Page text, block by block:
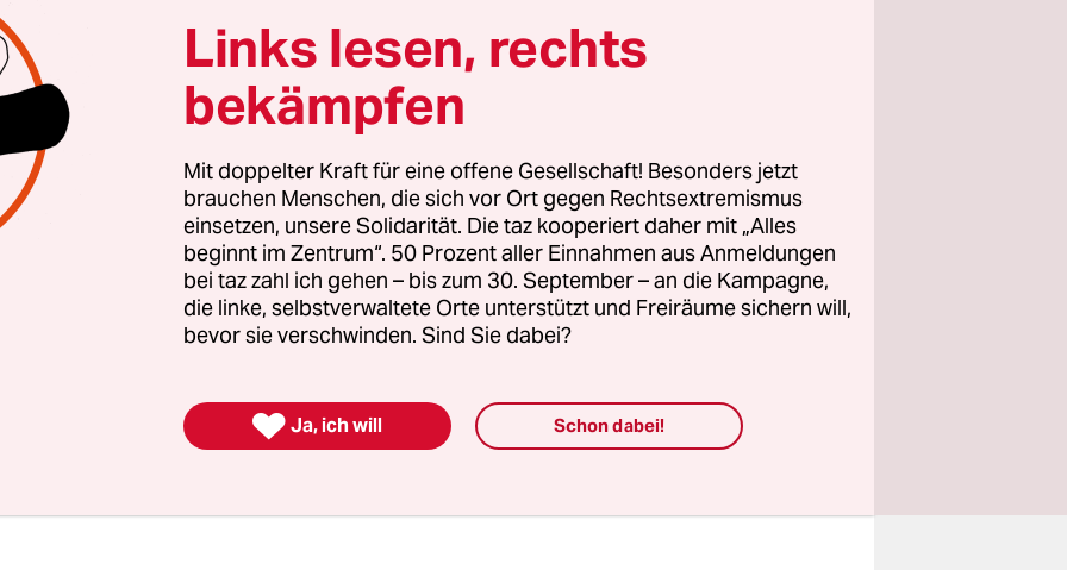
sehne ich mich schon nach Stille. Mir dröhnen die
von dem gut dreiwöchigen PR-Geschrei rund um diese
UEFA-Direktorin Nadine Keßler schwärmte und lärmte
„Die Leute schlagen sich um Tickets, versuchen,
irgendwo ins Stadion reinzukommen.“
spielten sich in meinem Kopf ab. Wo blieb denn nur ihr
Schweizer Polizei, Sicherheitskräfte und Armee, welche
Lage offenkundig gut in den Griff bekommen haben?
Links lesen, rechts
bekämpfen
Mit doppelter Kraft für eine offene Gesellschaft! Besonders jetzt
brauchen Menschen, die sich vor Ort gegen Rechtsextremismus
einsetzen, unsere Solidarität. Die taz kooperiert daher mit „Alles
beginnt im Zentrum“. 50 Prozent aller Einnahmen aus Anmeldungen
bei taz zahl ich gehen – bis zum 30. September – an die Kampagne,
die linke, selbstverwaltete Orte unterstützt und Freiräume sichern will,
bevor sie verschwinden. Sind Sie dabei?
 Ja, ich will Schon dabei!